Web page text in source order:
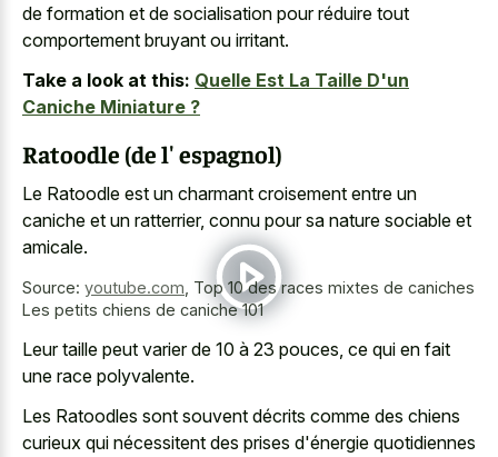
de formation et de socialisation pour réduire tout
comportement bruyant ou irritant.
Take a look at this: Quelle Est La Taille D'un
Caniche Miniature ?
Ratoodle (de l' espagnol)
Le Ratoodle est un charmant croisement entre un
caniche et un ratterrier, connu pour sa nature sociable et
amicale.
Source: youtube.com Top 10 des races mixtes de caniches
Les petits chiens de caniche 101
Leur taille peut varier de 10 à 23 pouces, ce qui en fait
une race polyvalente.
Les Ratoodles sont souvent décrits comme des chiens
curieux qui nécessitent des prises d'énergie quotidiennes